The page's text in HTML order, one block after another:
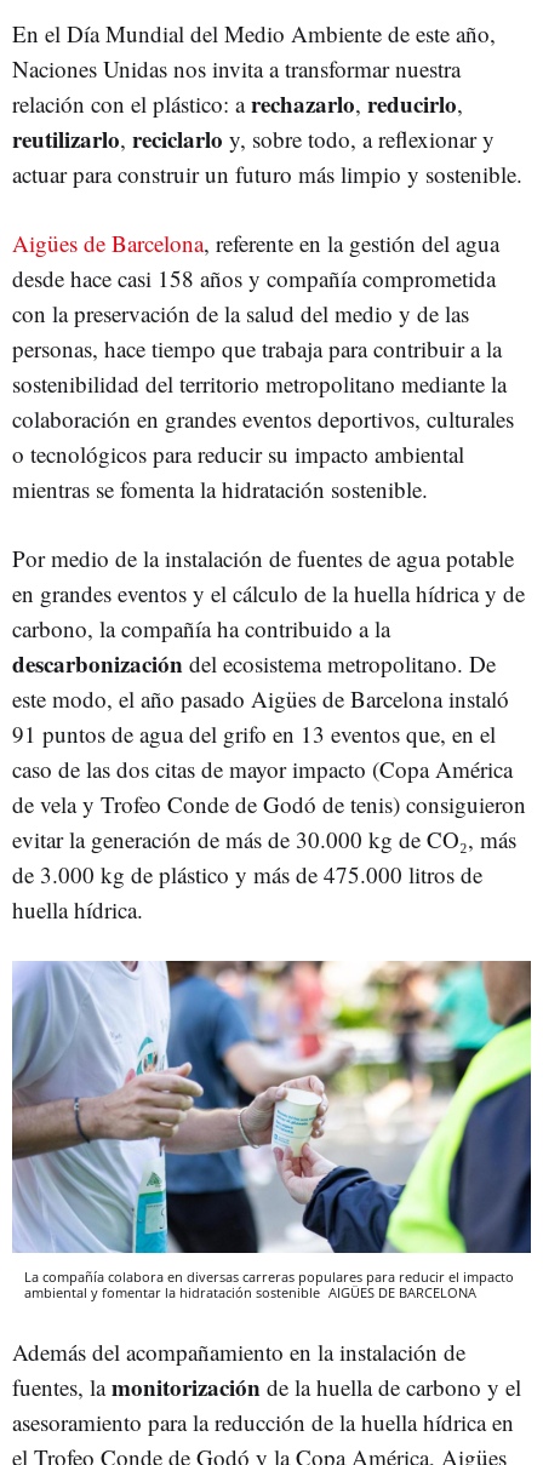
En el Día Mundial del Medio Ambiente de este año,
Naciones Unidas nos invita a transformar nuestra
relación con el plástico: arechazarlo, reducirlo,
reutilizarlo, reciclarlo y, sobre todo, a reflexionar y
actuar para construir un futuro más limpio y sostenible.
Aigües de Barcelona, referente en la gestión del agua
desde hace casi 158 años y compañía comprometida
con la preservación de la salud del medio y de las
personas, hace tiempo que trabaja para contribuir a la
sostenibilidad del territorio metropolitano mediante la
colaboración en grandes eventos deportivos, culturales
o tecnológicos para reducir su impacto ambiental
mientras se fomenta la hidratación sostenible.
Por medio de la instalación de fuentes de agua potable
en grandes eventos y el cálculo de la huella hídrica y de
carbono, la compañía ha contribuido a la
descarbonización del ecosistema metropolitano. De
este modo, el año pasado Aigües de Barcelona instaló
91 puntos de agua del grifo en 13 eventos que, en el
caso de las dos citas de mayor impacto (Copa América
de vela y Trofeo Conde de Godó de tenis) consiguieron
evitar la generación de más de 30.000 kg de CO₂, más
de 3.000 kg de plástico y más de 475.000 litros de
huella hídrica.
La compañía colabora en diversas carreras populares para reducir el impacto
ambiental y fomentar la hidratación sostenible AIGÜES DE BARCELONA
Además del acompañamiento en la instalación de
fuentes, lamonitorización de la huella de carbono y el
asesoramiento para la reducción de la huella hídrica en
el Trofeo Conde de Godó y la Copa América, Aigües